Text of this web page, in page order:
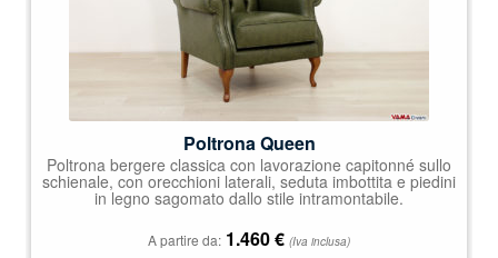
Poltrona Queen
Poltrona bergere classica con lavorazione capitonné sullo
schienale, con orecchioni laterali, seduta imbottita e piedini
in legno sagomato dallo stile intramontabile.
A partire da: 1.460€ (Iva inclusa)